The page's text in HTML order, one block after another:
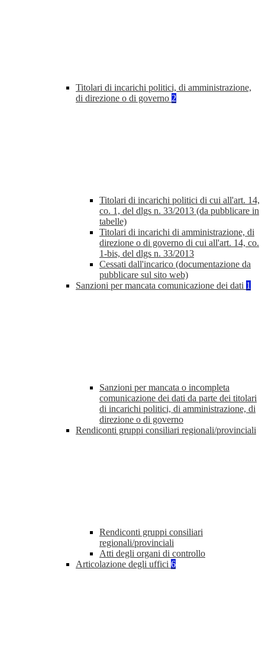
Titolari di incarichi politici, di amministrazione,
di direzione o di governo 2
Titolari di incarichi politici di cui all'art. 14,
co. 1, del dlgs n. 33/2013 (da pubblicare in
tabelle)
Titolari di incarichi di amministrazione, di
direzione o di governo di cui all'art. 14, co.
1-bis, del dlgs n. 33/2013
Cessati dall'incarico (documentazione da
pubblicare sul sito web)
Sanzioni per mancata comunicazione dei dati 1
Sanzioni per mancata o incompleta
comunicazione dei dati da parte dei titolari
di incarichi politici, di amministrazione, di
direzione o di governo
Rendiconti gruppi consiliari regionali/provinciali
Rendiconti gruppi consiliari
regionali/provinciali
Atti degli organi di controllo
Articolazione degli uffici 6